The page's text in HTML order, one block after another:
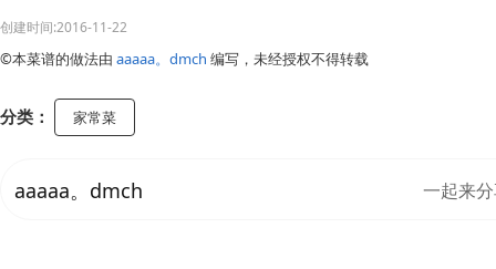
创建时间:2016-11-22
©本菜谱的做法由 aaaaa。dmch 编写，未经授权不得转载
分类： 家常菜
aaaaa。dmch 一起来